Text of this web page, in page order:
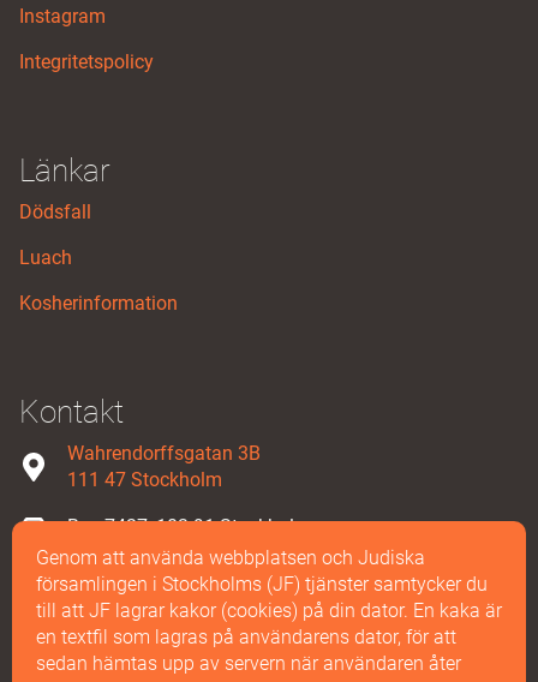
Instagram
Integritetspolicy
Länkar
Dödsfall
Luach
Kosherinformation
Kontakt
Wahrendorffsgatan 3B
111 47 Stockholm
Box 7427, 103 91 Stockholm
08-587 858 00
Maila oss
Genom att använda webbplatsen och Judiska
församlingen i Stockholms (JF) tjänster samtycker du
till att JF lagrar kakor (cookies) på din dator. En kaka är
en textfil som lagras på användarens dator, för att
sedan hämtas upp av servern när användaren åter